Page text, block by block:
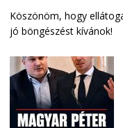
Köszönöm, hogy
jó böngészést kívánok!